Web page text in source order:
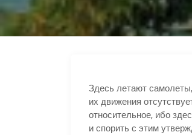
Здесь летают
их движения
относительное, ибо
и спорить с этим